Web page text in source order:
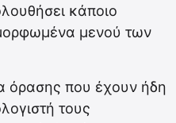
κάποιο
μενού των
όρασης που έχουν ήδη
τους